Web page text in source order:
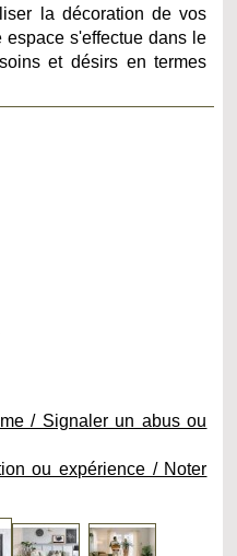
la décoration de vos
s'effectue dans le
et désirs en termes
/ Signaler un abus ou
ou expérience / Noter